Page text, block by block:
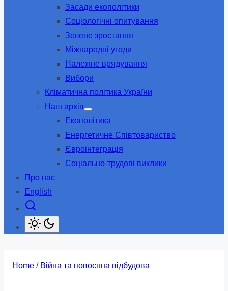
Засади екополітики
Соціологічні опитування
Зелене зростання
Міжнародні угоди
Належне врядування
Вибори
Кліматична політика України
Наш архів
Show
sub
Екополітика
Енергетичне Співтовариство
Євроінтеграція
Соціально-трудові виклики
Про нас
English
Home / Війна та повоєнна відбудова